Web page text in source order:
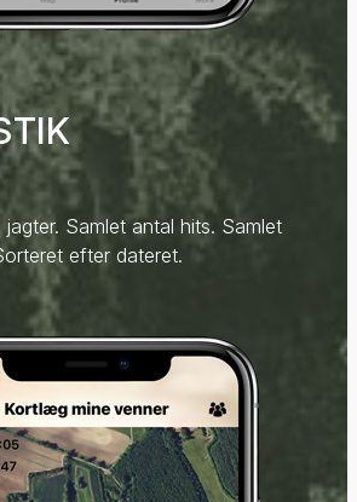
Samlet antal hits. Samlet
efter dateret.